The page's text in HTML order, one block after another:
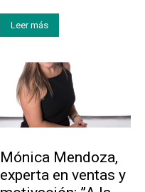
Leer más
Mónica Mendoza,
experta en ventas y